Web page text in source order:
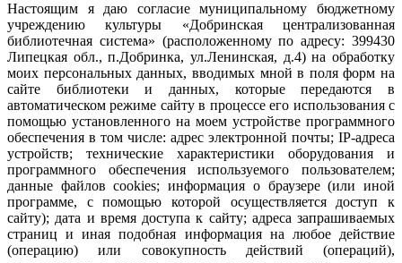
Настоящим я даю согласие муниципальному бюджетному
учреждению культуры «Добринская централизованная
библиотечная система» (расположенному по адресу: 399430
Липецкая обл., п.Добринка, ул.Ленинская, д.4) на обработку
моих персональных данных, вводимых мной в поля форм на
сайте библиотеки и данных, которые передаются в
автоматическом режиме сайту в процессе его использования с
помощью установленного на моем устройстве программного
обеспечения в том числе: адрес электронной почты; IP-адреса
устройств; технические характеристики оборудования и
программного обеспечения используемого пользователем;
данные файлов cookies; информация о браузере (или иной
программе, с помощью которой осуществляется доступ к
сайту); дата и время доступа к сайту; адреса запрашиваемых
страниц и иная подобная информация на любое действие
(операцию) или совокупность действий (операций),